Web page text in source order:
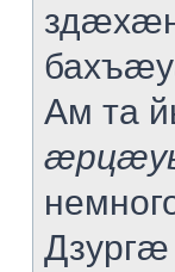
Ам та